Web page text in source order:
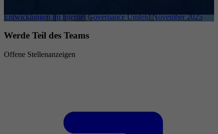
Entwicklungen im Internet Governance Umfeld November 2025
Werde Teil des Teams
Offene Stellenanzeigen